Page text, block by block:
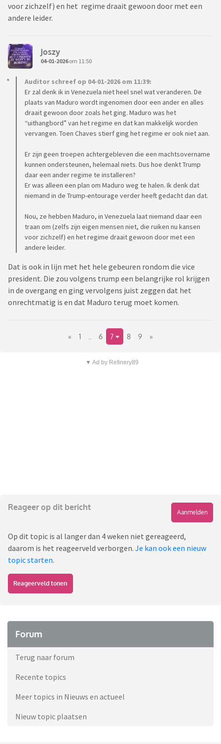
voor zichzelf) en het regime draait gewoon door met een
andere leider.
Joszy
04-01-2026om 11:50
Auditor schreef op 04-01-2026 om 11:39:
Er zal denk ik in Venezuela niet heel snel wat veranderen. De
plaats van Maduro wordt ingenomen door een ander en alles
draait gewoon door zoals het ging. Maduro was het
“uithangbord” van het regime en dat kan makkelijk worden
vervangen. Toen Chaves stierf ging het regime er ook niet aan.
Er zijn geen troepen achtergebleven die een machtsovername
kunnen ondersteunen, helemaal niets. Dus hoe denkt Trump
daar een ander regime te installeren?
Er was alleen een plan om Maduro weg te halen. Ik denk dat
niemand in de Trump-entourage verder heeft gedacht dan dat.
Nou, ze hebben Maduro, in Venezuela laat niemand daar een
traan om (zelfs zijn eigen mensen niet, die ruiken nu kansen
voor zichzelf) en het regime draait gewoon door met een
andere leider.
Dat is ook in lijn met het hele gebeuren rondom die vice
president. Die zou volgens trump een belangrijke rol krijgen
in de overgang en ging vervolgens juist zeggen dat het
onrechtmatig is en dat Maduro terug moet komen.
« 1 6 7 8 9 »
▼ Ad by Refinery89
Reageer op dit bericht
Aanmelden
Op dit topic is al langer dan 4 weken niet gereageerd,
daarom is het reageerveld verborgen. Je kan ook een nieuw
topic starten.
Reageerveld tonen
Forum
Terug naar forum
Recente topics
Meer topics in Nieuws en actueel
Nieuw topic plaatsen